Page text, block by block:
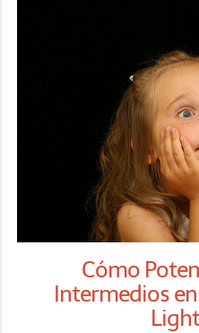
Cómo
Intermedios